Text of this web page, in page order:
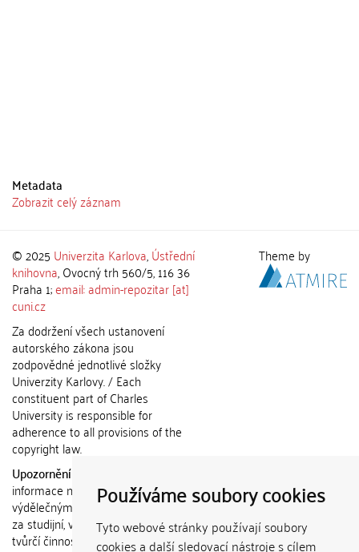
Používáme soubory cookies
Tyto webové stránky používají soubory
cookies a další sledovací nástroje s cílem
Metadata
Zobrazit celý záznam
© 2025 Univerzita Karlova,Ústřední
knihovna, Ovocný trh 560/5, 116 36
Praha 1;email: admin-repozitar [at]
cuni.cz
Za dodržení všech ustanovení
autorského zákona jsou
zodpovědné jednotlivé složky
Univerzity Karlovy. / Each
constituent part of Charles
University is responsible for
adherence to all provisions of the
copyright law.
Upozornění / Notice:
informace nemohou být použity k
výdělečným účelům nebo vydávány
za studijní, vědeckou nebo jinou
tvůrčí činnost jiné osoby než autora.
Theme by